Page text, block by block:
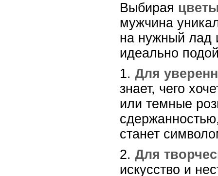
Выбирая
мужчина
на нужный лад
идеально
1. Для
знает, чего
или темные
станет
2. Для
искусство и